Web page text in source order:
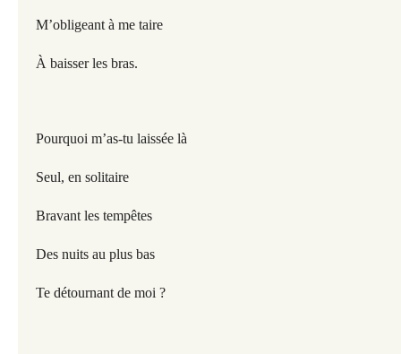
M’obligeant à me taire
À baisser les bras.
Pourquoi m’as-tu laissée là
Seul, en solitaire
Bravant les tempêtes
Des nuits au plus bas
Te détournant de moi ?